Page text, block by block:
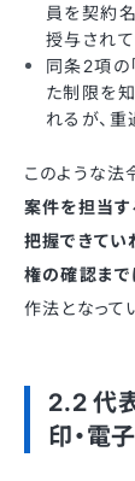
員を契約
授与され
同条2項の
た制限を
れるが、
このような法
案件を担当す
把握できてい
権の確認ま
作法となって
2.2 代
印・電